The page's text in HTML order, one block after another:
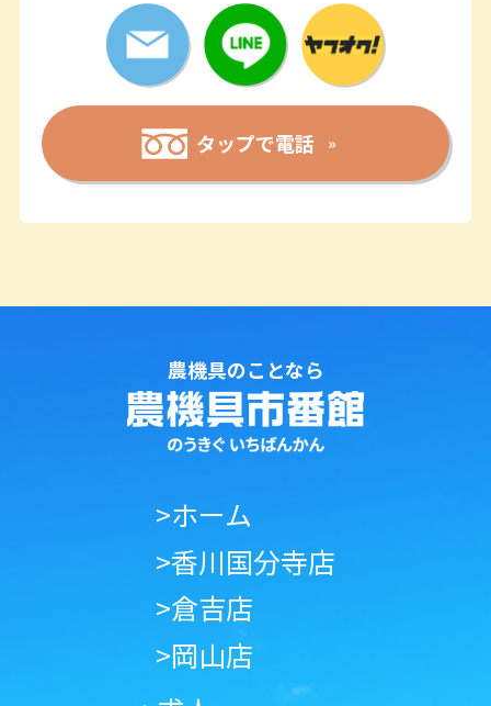
タップで電話
農機具のことなら
>ホーム
>香川国分寺店
>倉吉店
>岡山店